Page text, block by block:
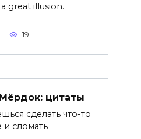
great illusion.
19
цитаты
сделать что-то
и сломать